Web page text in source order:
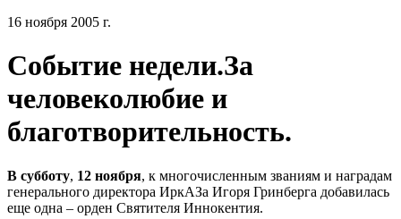
16 ноября 2005 г.
Событие недели.За
человеколюбие и
благотворительность.
В субботу, 12 ноября, к многочисленным званиям и наградам
генерального директора ИркАЗа Игоря Гринберга добавилась
еще одна – орден Святителя Иннокентия.